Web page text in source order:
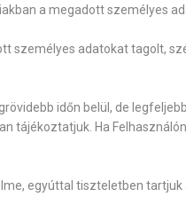
a megadott személyes
személyes adatokat tagolt,
időn belül, de
tájékoztatjuk. Ha
egyúttal tiszteletben